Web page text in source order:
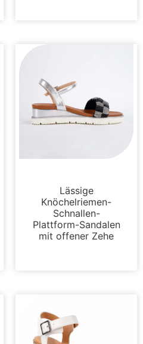
Lässige
Knöchelriemen-
Schnallen-
Plattform-Sandalen
mit offener Zehe